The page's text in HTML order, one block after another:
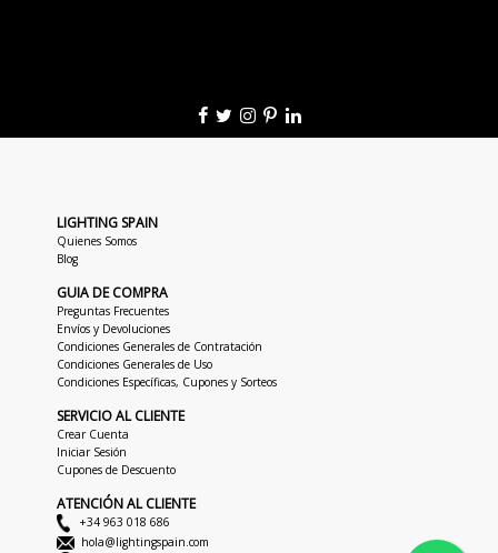
LIGHTING SPAIN
Quienes Somos
Blog
GUIA DE COMPRA
Preguntas Frecuentes
Envíos y Devoluciones
Condiciones Generales de Contratación
Condiciones Generales de Uso
Condiciones Específicas, Cupones y Sorteos
SERVICIO AL CLIENTE
Crear Cuenta
Iniciar Sesión
Cupones de Descuento
ATENCIÓN AL CLIENTE
+34 963 018 686
hola@lightingspain.com